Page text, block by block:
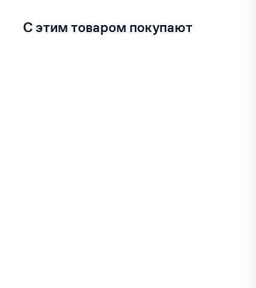
С этим товаром покупают